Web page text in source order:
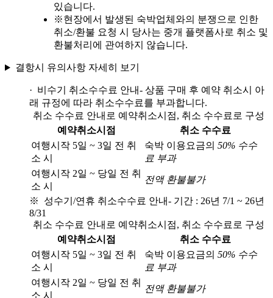
있습니다.
※현장에서 발생된 숙박업체와의 분쟁으로 인한
취소/환불 요청 시 당사는 중개 플랫폼사로 취소 및
환불처리에 관여하지 않습니다.
결항시 유의사항 자세히 보기
· 비수기 취소수수료 안내- 상품 구매 후 예약 취소시 아
래 규정에 따라 취소수수료를 부과합니다.
취소 수수료 안내로 예약취소시점, 취소 수수료로 구성
예약취소시점
취소 수수료
여행시작 5일 ~ 3일 전 취
소 시
숙박 이용요금의 50% 수수
료 부과
여행시작 2일 ~ 당일 전 취
소 시
전액 환불불가
※ 성수기/연휴 취소수수료 안내- 기간 : 26년 7/1 ~ 26년
8/31
취소 수수료 안내로 예약취소시점, 취소 수수료로 구성
예약취소시점
취소 수수료
여행시작 5일 ~ 3일 전 취
소 시
숙박 이용요금의 50% 수수
료 부과
여행시작 2일 ~ 당일 전 취
소 시
전액 환불불가